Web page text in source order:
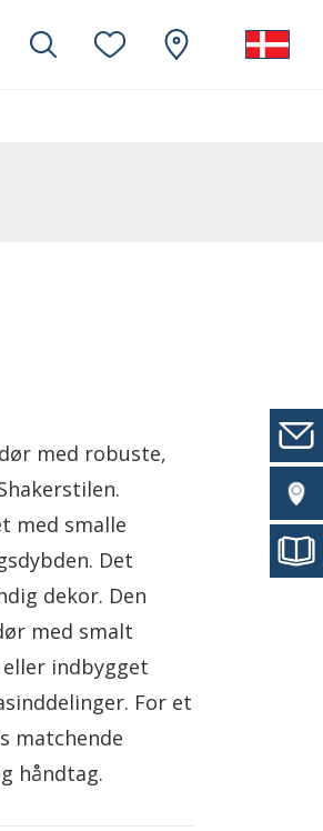
med robuste,
med smalle
Det
dekor. Den
med smalt
indbygget
For et
matchende
håndtag.